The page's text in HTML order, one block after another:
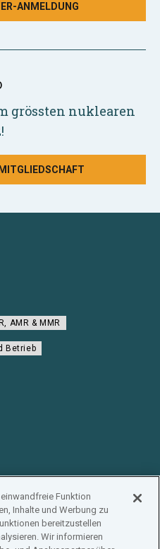
ANMELDUNG
grössten nuklearen
AMR & MMR
Betrieb
Funktion
Inhalte und Werbung zu
bereitzustellen
Wir informieren